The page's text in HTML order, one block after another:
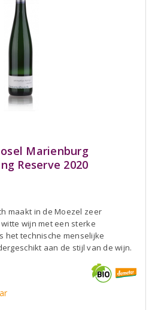
Marienburg
Reserve 2020
maakt in de Moezel zeer
wijn met een sterke
het technische menselijke
aan de stijl van de wijn.